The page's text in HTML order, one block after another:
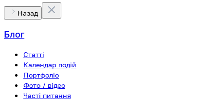
Назад
Блог
Статті
Календар подій
Портфоліо
Фото / відео
Часті питання